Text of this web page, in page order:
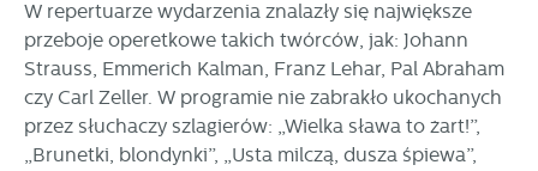
W repertuarze wydarzenia znalazły się największe
przeboje operetkowe takich twórców, jak: Johann
Strauss, Emmerich Kalman, Franz Lehar, Pal Abraham
czy Carl Zeller. W programie nie zabrakło ukochanych
przez słuchaczy szlagierów: „Wielka sława to żart!”,
„Brunetki, blondynki”, „Usta milczą, dusza śpiewa”,
formie zanonimizowanej. Wyrażenie zgody na analityczne
pliki cookies gwarantuje dostępność wszystkich
funkcjonalności.
najciekawsze informacje i aktualności na stronach naszych
partnerów.
Promocyjne pliki cookies służą do prezentowania Ci naszych
Twoich zwyczajów dotyczących przeglądanej witryny
internetowej. Treści promocyjne mogą pojawić się na
stronach podmiotów trzecich lub firm będących naszymi
Więcej